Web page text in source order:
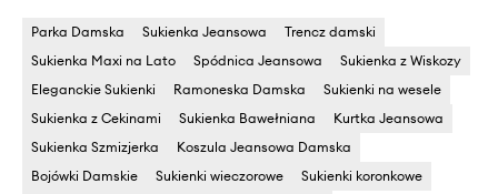
Parka Damska Sukienka Jeansowa
Trencz damski
Sukienka Maxi na Lato
Spódnica Jeansowa
Sukienka z Wiskozy
Eleganckie Sukienki
Ramoneska Damska
Sukienki na wesele
Sukienka z Cekinami
Sukienka Bawełniana
Kurtka Jeansowa
Sukienka Szmizjerka
Koszula Jeansowa Damska
Bojówki Damskie
Sukienki wieczorowe
Sukienki koronkowe